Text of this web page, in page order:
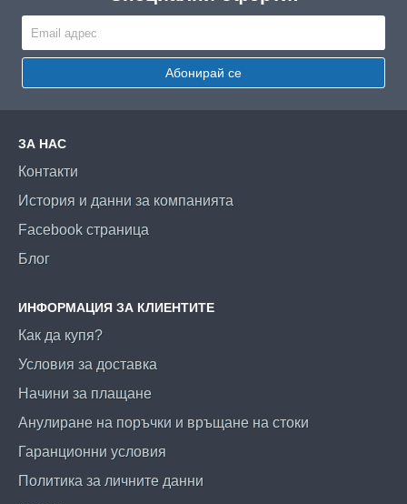
Абонирай се
ЗА НАС
Контакти
История и данни за компанията
Facebook страница
Блог
ИНФОРМАЦИЯ ЗА КЛИЕНТИТЕ
Как да купя?
Условия за доставка
Начини за плащане
Анулиране на поръчки и връщане на стоки
Гаранционни условия
Политика за личните данни